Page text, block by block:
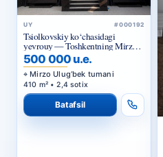
UY #000192
Tsiolkovskiy ko‘chasidagi
yevrouy — Toshkentning Mirzo
Ulug‘bek tumanida yangi uy
sotiladi
500 000 u.e.
Mirzo Ulug‘bek tumani
410 m² • 2,4 sotix
Batafsil